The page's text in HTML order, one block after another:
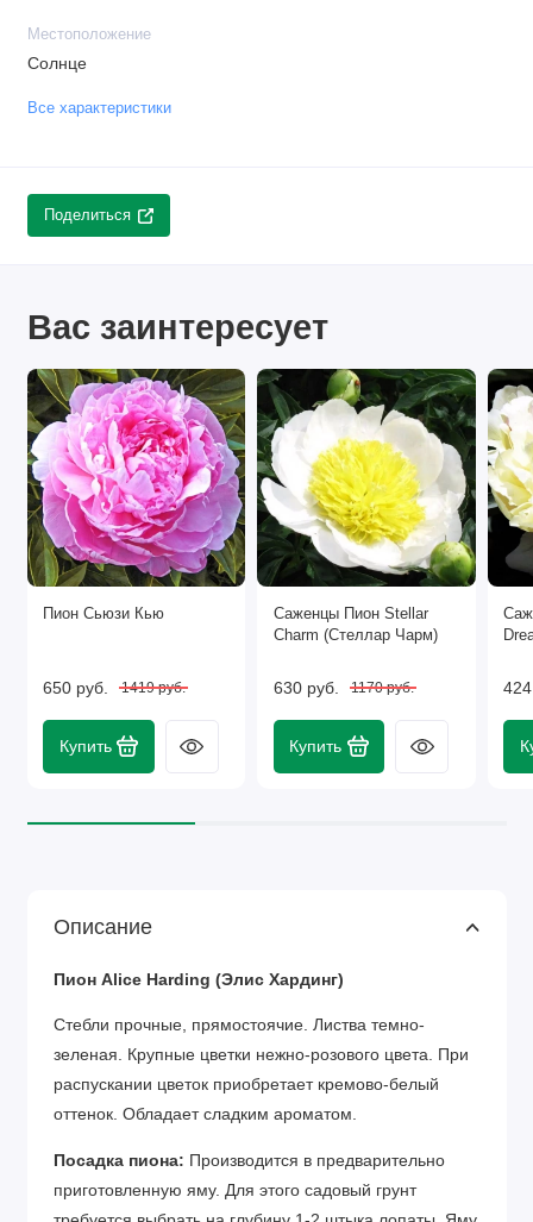
Местоположение
Солнце
Все характеристики
Поделиться
Вас заинтересует
Пион Сьюзи Кью
650 руб. 1419 руб.
Купить
Саженцы Пион Stellar
Charm (Стеллар Чарм)
630 руб. 1170 руб.
Купить
Описание
Пион Alice Harding (Элис Хардинг)
Стебли прочные, прямостоячие. Листва темно-
зеленая. Крупные цветки нежно-розового цвета. При
распускании цветок приобретает кремово-белый
оттенок. Обладает сладким ароматом.
Посадка пиона: Производится в предварительно
приготовленную яму. Для этого садовый грунт